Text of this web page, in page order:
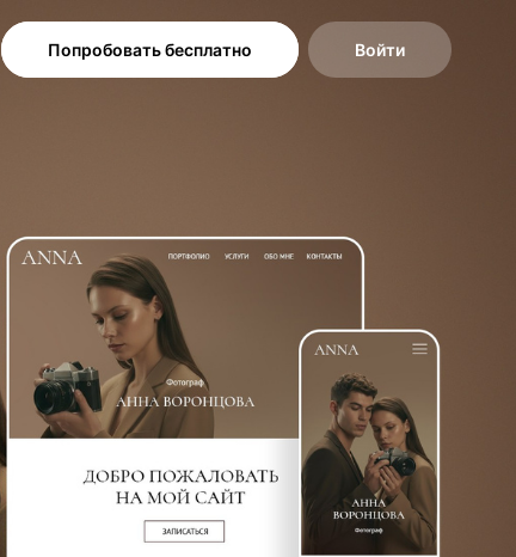
Попробовать бесплатно Войти